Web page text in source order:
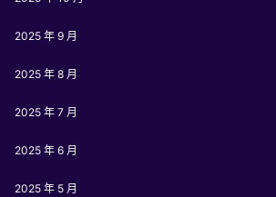
2025 年 9 月
2025 年 8 月
2025 年 7 月
2025 年 6 月
2025 年 5 月